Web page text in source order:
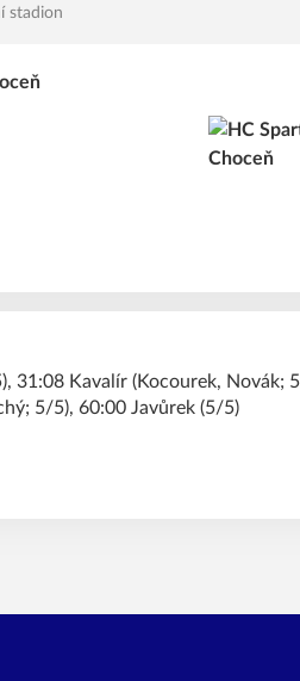
stadion
31:08 Kavalír (Kocourek, Novák;
5/5), 60:00 Javůrek (5/5)